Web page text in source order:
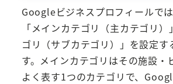
Googleビジネスプロフィールで
「メインカテゴリ（主カテゴリ
ゴリ（サブカテゴリ）」を設定す
す。メインカテゴリはその施設・
よく表す1つのカテゴリで、